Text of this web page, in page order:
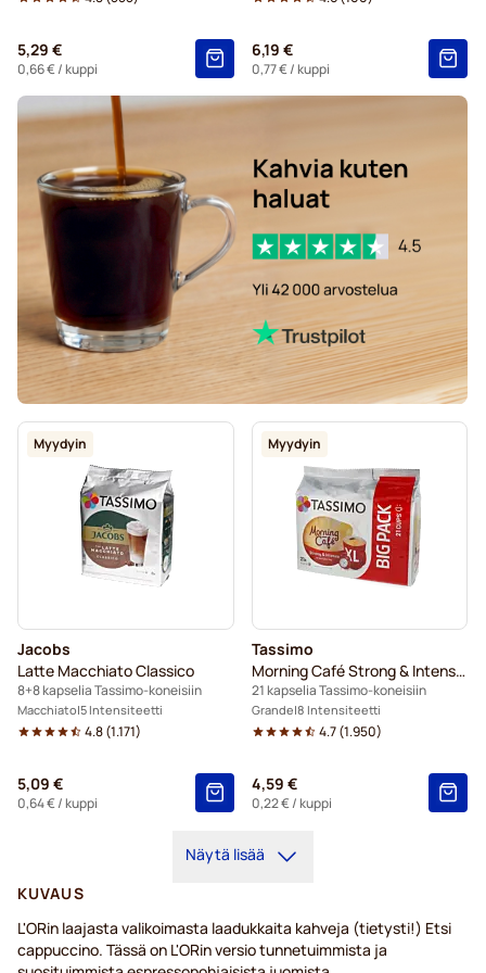
Gevalia-kahvikapselit Tassimo-koneisiin
5,29 €
0,66 €/ kuppi
6,19 €
0,77 €/ kuppi
Myydyin
Jacobs
Latte Macchiato Classico
8+8 kapselia Tassimo-koneisiin
Macchiato 5 Intensiteetti
4.8(1.171)
5,09 €
0,64 €/ kuppi
Myydyin
Tassimo
Morning Café Strong & Intense XL
21 kapselia Tassimo-koneisiin
Grande 8 Intensiteetti
4.7(1.950)
4,59 €
0,22 €/ kuppi
Näytä lisää
KUVAUS
L'ORin laajasta valikoimasta laadukkaita kahveja (tietysti!) Etsi
cappuccino. Tässä on L'ORin versio tunnetuimmista ja